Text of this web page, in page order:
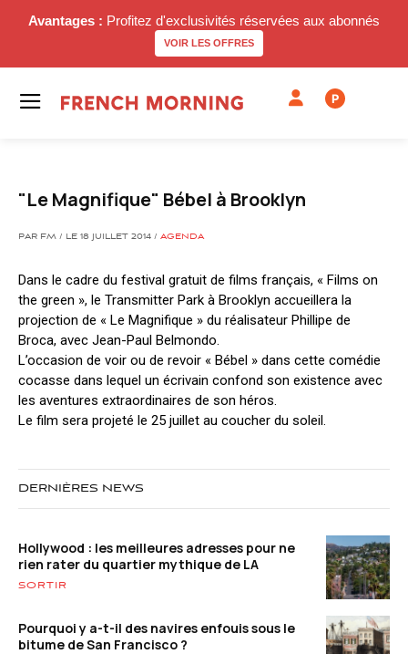
Avantages : Profitez d'exclusivités réservées aux abonnés
VOIR LES OFFRES
P
"Le Magnifique" Bébel à Brooklyn
PAR FM / LE 18 JUILLET 2014 / AGENDA
Dans le cadre du festival gratuit de films français, « Films on
the green », le Transmitter Park à Brooklyn accueillera la
projection de « Le Magnifique » du réalisateur Phillipe de
Broca, avec Jean-Paul Belmondo.
L’occasion de voir ou de revoir « Bébel » dans cette comédie
cocasse dans lequel un écrivain confond son existence avec
les aventures extraordinaires de son héros.
Le film sera projeté le 25 juillet au coucher du soleil.
DERNIÈRES NEWS
Hollywood : les meilleures adresses pour ne
rien rater du quartier mythique de LA
SORTIR
Pourquoi y a-t-il des navires enfouis sous le
bitume de San Francisco ?